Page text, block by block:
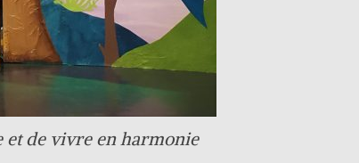
et de vivre en harmonie